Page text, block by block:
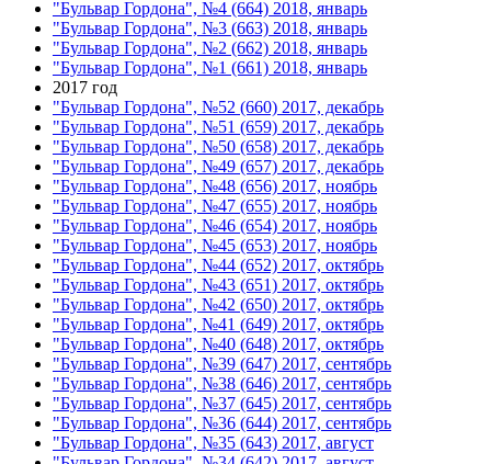
"Бульвар Гордона", №4 (664) 2018, январь
"Бульвар Гордона", №3 (663) 2018, январь
"Бульвар Гордона", №2 (662) 2018, январь
"Бульвар Гордона", №1 (661) 2018, январь
2017 год
"Бульвар Гордона", №52 (660) 2017, декабрь
"Бульвар Гордона", №51 (659) 2017, декабрь
"Бульвар Гордона", №50 (658) 2017, декабрь
"Бульвар Гордона", №49 (657) 2017, декабрь
"Бульвар Гордона", №48 (656) 2017, ноябрь
"Бульвар Гордона", №47 (655) 2017, ноябрь
"Бульвар Гордона", №46 (654) 2017, ноябрь
"Бульвар Гордона", №45 (653) 2017, ноябрь
"Бульвар Гордона", №44 (652) 2017, октябрь
"Бульвар Гордона", №43 (651) 2017, октябрь
"Бульвар Гордона", №42 (650) 2017, октябрь
"Бульвар Гордона", №41 (649) 2017, октябрь
"Бульвар Гордона", №40 (648) 2017, октябрь
"Бульвар Гордона", №39 (647) 2017, сентябрь
"Бульвар Гордона", №38 (646) 2017, сентябрь
"Бульвар Гордона", №37 (645) 2017, сентябрь
"Бульвар Гордона", №36 (644) 2017, сентябрь
"Бульвар Гордона", №35 (643) 2017, август